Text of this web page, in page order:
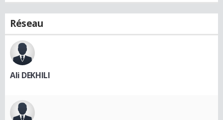
Réseau
Ali DEKHILI